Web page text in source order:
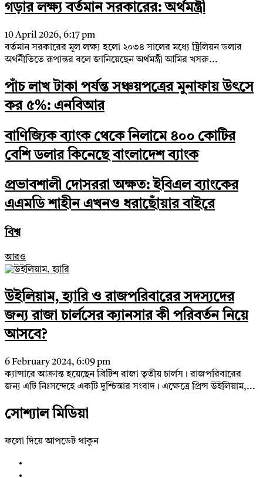
গড়ার লক্ষ্য বর্তমান সরকারের: অর্থমন্ত্রী
10 April 2026, 6:17 pm
বর্তমান সরকারের মূল লক্ষ্য হলো ২০৩৪ সালের মধ্যে ট্রিলিয়ন ডলার
অর্থনীতিতে রূপান্তর বলে জানিয়েছেন অর্থমন্ত্রী আমির খসরু...
পাঁচ লাখ টাকা পর্যন্ত সঞ্চয়পত্রের মুনাফায় উৎসে
কর ৫%: এনবিআর
বাণিজ্যিক ব্যাংক থেকে নিলামে ৪০০ কোটির
বেশি ডলার কিনেছে বাংলাদেশ ব্যাংক
প্রভাবশালী দোসররা অক্ষত: ইবিএল ব্যাংকের
এএমডি শাহীন এখনও ধরাছোঁয়ার বাইরে
বিশ্ব
আরও
উইলিয়াম, হ্যারি ও রাজপরিবারের সদস্যদের
জন্য রাজা চার্লসের ক্যানসার কী পরিবর্তন নিয়ে
আসবে?
6 February 2024, 6:09 pm
ক্যান্সারে আক্রান্ত হয়েছেন ব্রিটিশ রাজা তৃতীয় চার্লস। রাজপরিবারের
জন্য এটি নিঃসন্দেহে একটি দুশ্চিন্তার সংবাদ। এক্ষেত্রে প্রিন্স উইলিয়াম,...
সোশ্যাল মিডিয়া
ফলো দিয়ে আপডেট থাকুন